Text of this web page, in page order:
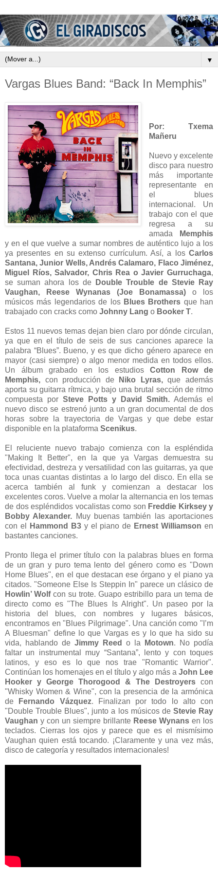
▼
Vargas Blues Band: “Back In Memphis”
Por: Txema
Mañeru
Nuevo y excelente
disco para nuestro
más importante
representante en
el blues
internacional. Un
trabajo con el que
regresa a su
amada
Memphis
y en el que vuelve a sumar nombres de auténtico lujo a los
ya presentes en su extenso currículum. Así, a los Carlos
Santana, Junior Wells, Andrés Calamaro, Flaco Jiménez,
Miguel Ríos, Salvador, Chris Rea o Javier Gurruchaga,
se suman ahora los de
Double Trouble de Stevie Ray
Vaughan, Reese Wynanas (Joe Bonamassa) o los
músicos más legendarios de losBlues Brothers que han
trabajado con cracks como Johnny Lang o Booker T.
Estos 11 nuevos temas dejan bien claro por dónde circulan,
ya que en el título de seis de sus canciones aparece la
palabra “Blues”. Bueno, y es que dicho género aparece en
mayor (casi siempre) o algo menor medida en todos ellos.
Un álbum grabado en los estudios Cotton Row de
Memphis, con producción de Niko Lyras,que además
aporta su guitarra rítmica, y bajo una brutal sección de ritmo
compuesta por Steve Potts y David Smith. Además el
nuevo disco se estrenó junto a un gran documental de dos
horas sobre la trayectoria de Vargas y que debe estar
disponible en la plataforma Scenikus.
El reluciente nuevo trabajo comienza con la espléndida
"Making It Better", en la que ya Vargas demuestra su
efectividad, destreza y versatilidad con las guitarras, ya que
toca unas cuantas distintas a lo largo del disco. En ella se
acerca también al funk y comienzan a destacar los
excelentes coros. Vuelve a molar la alternancia en los temas
de dos espléndidos vocalistas como son Freddie Kirksey y
Bobby Alexander. Muy buenas también las aportaciones
con el
Hammond B3y el piano de Ernest Williamsonen
bastantes canciones.
Pronto llega el primer título con la palabras blues en forma
de un gran y puro tema lento del género como es "Down
Home Blues", en el que destacan ese órgano y el piano ya
citados. "Someone Else Is Steppin In" parece un clásico de
Howlin’ Wolfcon su trote. Guapo estribillo para un tema de
directo como es "The Blues Is Alright". Un paseo por la
historia del blues, con nombres y lugares básicos,
encontramos en "Blues Pilgrimage". Una canción como "I’m
A Bluesman" define lo que Vargas es y lo que ha sido su
vida, hablando de Jimmy Reed o la Motown. No podía
faltar un instrumental muy “Santana”, lento y con toques
latinos, y eso es lo que nos trae "Romantic Warrior".
Continúan los homenajes en el título y algo más a John Lee
Hooker y George Thorogood & The Destroyers con
"Whisky Women & Wine", con la presencia de la armónica
de Fernando Vázquez. Finalizan por todo lo alto con
"Double Trouble Blues", junto a los músicos de Stevie Ray
Vaughan y con un siempre brillante Reese Wynans en los
teclados. Cierras los ojos y parece que es el mismísimo
Vaughan quien está tocando. ¡Claramente y una vez más,
disco de categoría y resultados internacionales!